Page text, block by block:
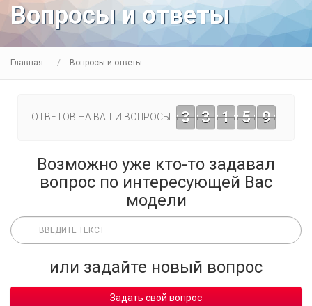
Вопросы и ответы
Главная Вопросы и ответы
ОТВЕТОВ НА ВАШИ ВОПРОСЫ 3 3 1 5 9
Возможно уже кто-то задавал
вопрос по интересующей Вас
модели
или задайте новый вопрос
Задать свой вопрос